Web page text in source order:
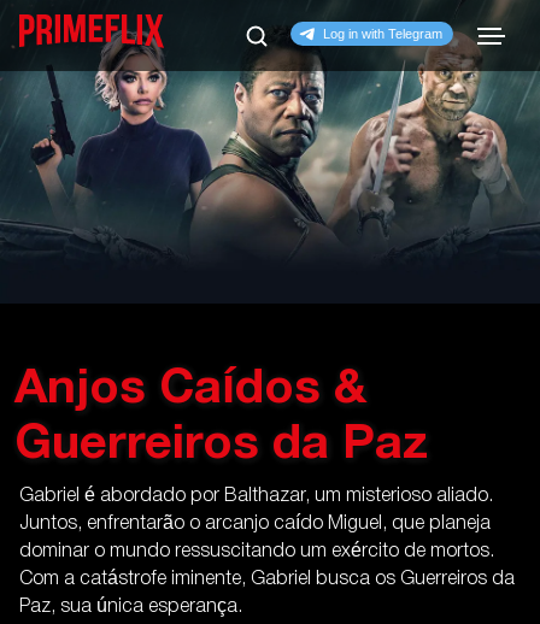
Anjos Caídos &
Guerreiros da Paz
Gabriel é abordado por Balthazar, um misterioso aliado.
Juntos, enfrentarão o arcanjo caído Miguel, que planeja
dominar o mundo ressuscitando um exército de mortos.
Com a catástrofe iminente, Gabriel busca os Guerreiros da
Paz, sua única esperança.